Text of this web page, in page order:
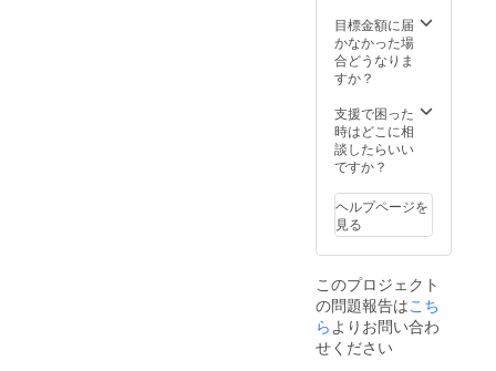
スをご
記入く
ださ
い。 ロ
ナーな
どの画
像の受
け渡し
ては、
メール
にてご
連絡さ
ただき
ます。
目標金額に届
かなかった場
合どうなりま
すか？
支援で困った
時はどこに相
談したらいい
ですか？
ヘルプページを
見る
このプロジェクト
の問題報告はこち
らよりお問い合わ
せください